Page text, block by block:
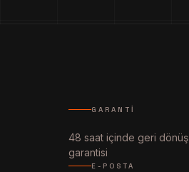
GARANTI
48 saat içinde geri dönüş
garantisi
E-POSTA